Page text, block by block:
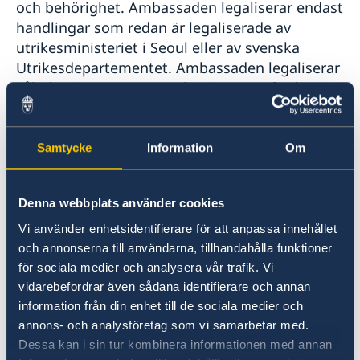
Samtycke Information Om
Denna webbplats använder cookies
Vi använder enhetsidentifierare för att anpassa innehållet
och annonserna till användarna, tillhandahålla funktioner
för sociala medier och analysera vår trafik. Vi
vidarebefordrar även sådana identifierare och annan
information från din enhet till de sociala medier och
annons- och analysföretag som vi samarbetar med.
Dessa kan i sin tur kombinera informationen med annan
SOS-International, Euro-Center & Falck Global
Assistance
Trafiksäkerhet
Övriga upplysningar
och behörighet. Ambassaden legaliserar endast
handlingar som redan är legaliserade av
utrikesministeriet i Seoul eller av svenska
Utrikesdepartementet. Ambassaden legaliserar
således inte t.ex. personbevis som utfärdats av
Skatteverket. Svenskar som behöver få
personbevis legaliserade ska vända sig till:
UD Legaliseringar
103 39 STOCKHOLM
Tel: +46 (0) 8-405 51 00
UD Legaliseringar returnerar legaliserade
dokument endast till mottagare inom Sverige.
Det behövs således en mottagare i Sverige som
kan ta emot och vidarebefordra dokumenten.